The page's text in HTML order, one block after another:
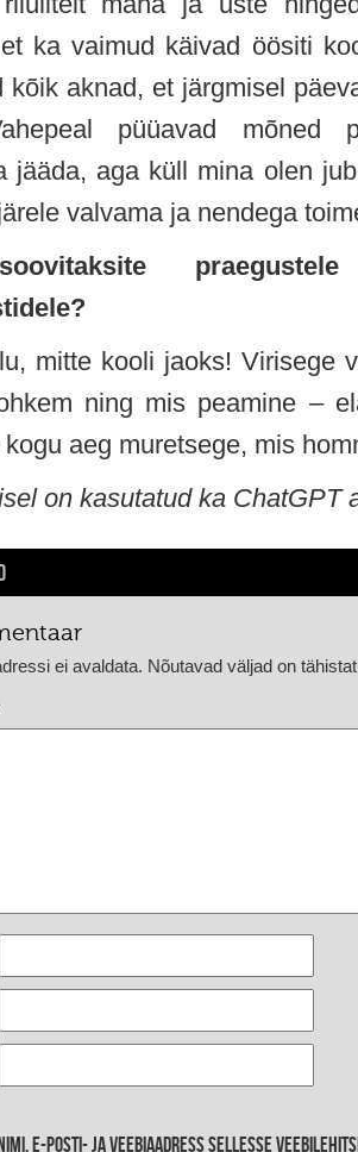
ka vaimud käivad öösiti
kõik aknad, et järgmisel
püüavad mõned
jääda, aga küll mina olen
valvama ja nendega
mitte kooli jaoks! Virisege
ning mis peamine –
kogu aeg muretsege, mis
on kasutatud ka ChatGPT
ei avaldata. Nõutavad väljad on
e-posti- ja veebiaadress sellesse